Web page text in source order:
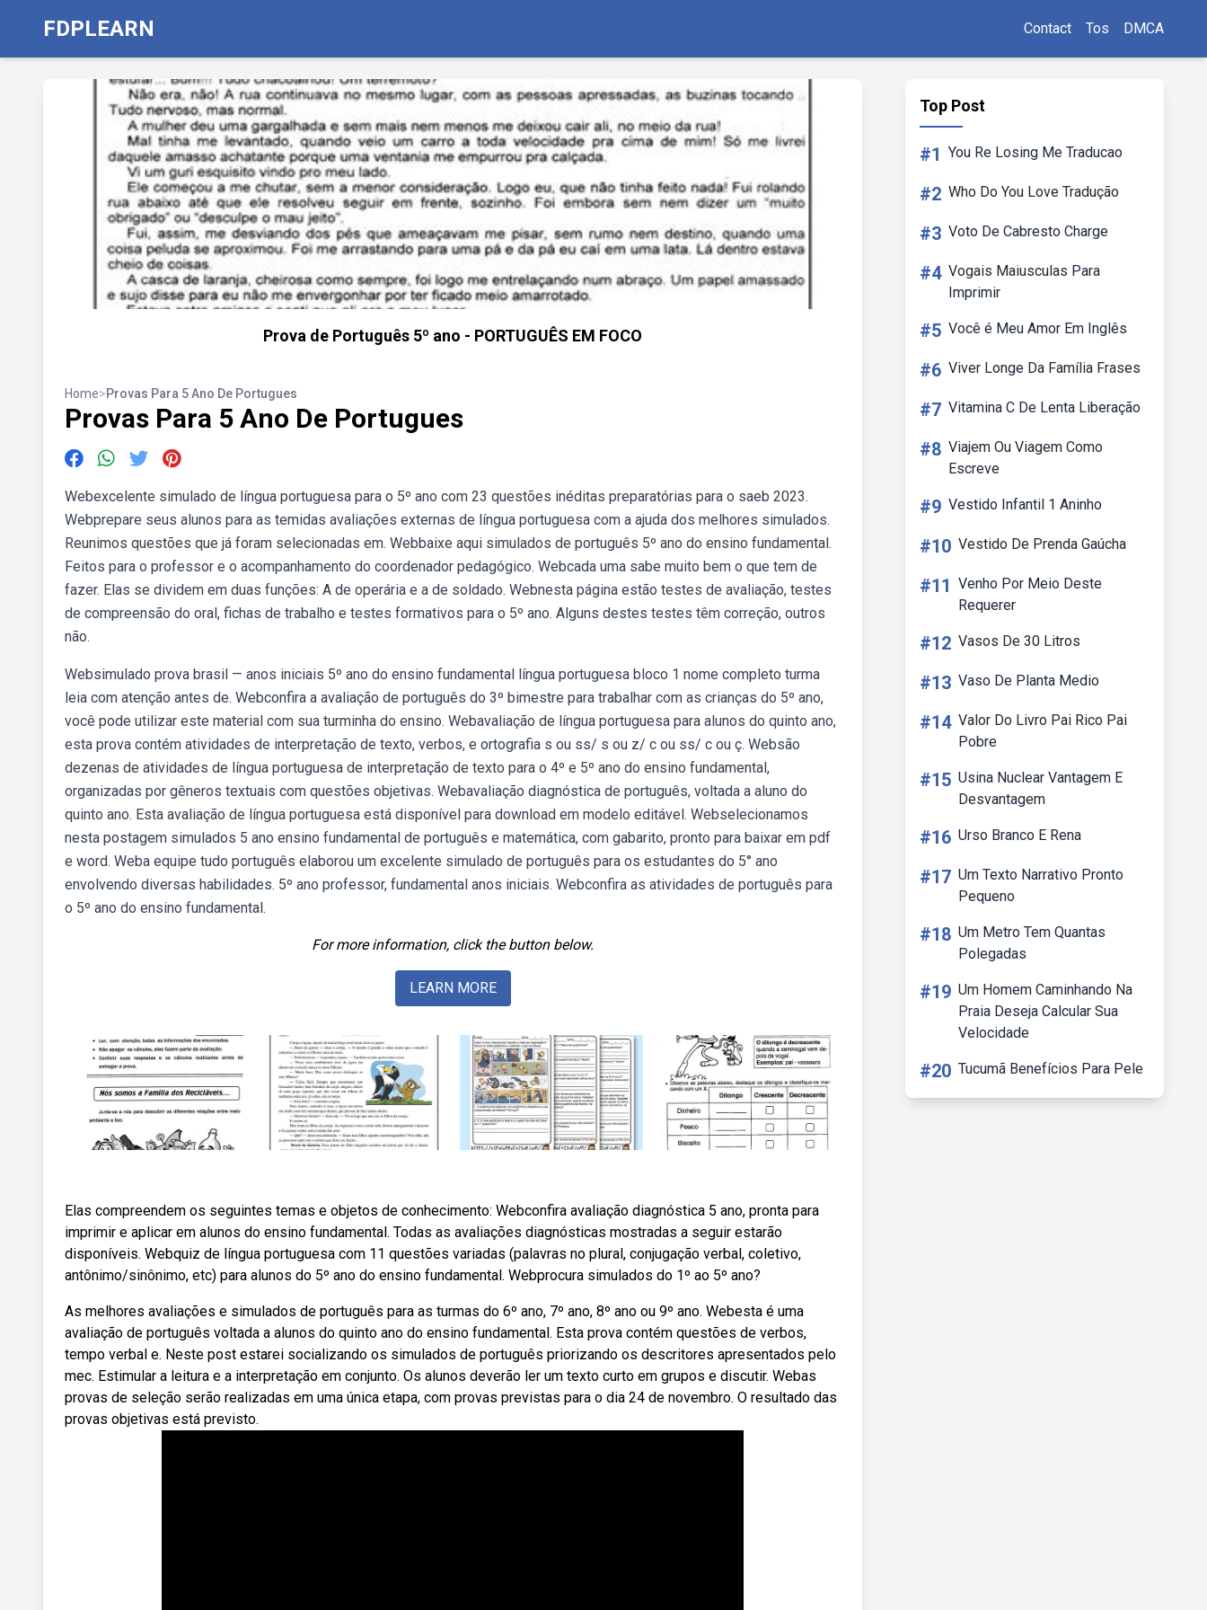
FDPLEARN Contact Tos DMCA
Prova de Português 5º ano - PORTUGUÊS EM FOCO
Home>Provas Para 5 Ano De Portugues
Provas Para 5 Ano De Portugues
Webexcelente simulado de língua portuguesa para o 5º ano com 23 questões inéditas preparatórias para o saeb 2023.
Webprepare seus alunos para as temidas avaliações externas de língua portuguesa com a ajuda dos melhores simulados.
Reunimos questões que já foram selecionadas em. Webbaixe aqui simulados de português 5º ano do ensino fundamental.
Feitos para o professor e o acompanhamento do coordenador pedagógico. Webcada uma sabe muito bem o que tem de
fazer. Elas se dividem em duas funções: A de operária e a de soldado. Webnesta página estão testes de avaliação, testes
de compreensão do oral, fichas de trabalho e testes formativos para o 5º ano. Alguns destes testes têm correção, outros
não.
Websimulado prova brasil — anos iniciais 5º ano do ensino fundamental língua portuguesa bloco 1 nome completo turma
leia com atenção antes de. Webconfira a avaliação de português do 3º bimestre para trabalhar com as crianças do 5º ano,
você pode utilizar este material com sua turminha do ensino. Webavaliação de língua portuguesa para alunos do quinto ano,
esta prova contém atividades de interpretação de texto, verbos, e ortografia s ou ss/ s ou z/ c ou ss/ c ou ç. Websão
dezenas de atividades de língua portuguesa de interpretação de texto para o 4º e 5º ano do ensino fundamental,
organizadas por gêneros textuais com questões objetivas. Webavaliação diagnóstica de português, voltada a aluno do
quinto ano. Esta avaliação de língua portuguesa está disponível para download em modelo editável. Webselecionamos
nesta postagem simulados 5 ano ensino fundamental de português e matemática, com gabarito, pronto para baixar em pdf
e word. Weba equipe tudo português elaborou um excelente simulado de português para os estudantes do 5° ano
envolvendo diversas habilidades. 5º ano professor, fundamental anos iniciais. Webconfira as atividades de português para
o 5º ano do ensino fundamental.
For more information, click the button below.
LEARN MORE
Elas compreendem os seguintes temas e objetos de conhecimento: Webconfira avaliação diagnóstica 5 ano, pronta para
imprimir e aplicar em alunos do ensino fundamental. Todas as avaliações diagnósticas mostradas a seguir estarão
disponíveis. Webquiz de língua portuguesa com 11 questões variadas (palavras no plural, conjugação verbal, coletivo,
antônimo/sinônimo, etc) para alunos do 5º ano do ensino fundamental. Webprocura simulados do 1º ao 5º ano?
As melhores avaliações e simulados de português para as turmas do 6º ano, 7º ano, 8º ano ou 9º ano. Webesta é uma
avaliação de português voltada a alunos do quinto ano do ensino fundamental. Esta prova contém questões de verbos,
tempo verbal e. Neste post estarei socializando os simulados de português priorizando os descritores apresentados pelo
mec. Estimular a leitura e a interpretação em conjunto. Os alunos deverão ler um texto curto em grupos e discutir. Webas
provas de seleção serão realizadas em uma única etapa, com provas previstas para o dia 24 de novembro. O resultado das
provas objetivas está previsto.
Top Post
#1 You Re Losing Me Traducao
#2 Who Do You Love Tradução
#3 Voto De Cabresto Charge
#4 Vogais Maiusculas Para
Imprimir
#5 Você é Meu Amor Em Inglês
#6 Viver Longe Da Família Frases
#7 Vitamina C De Lenta Liberação
#8 Viajem Ou Viagem Como
Escreve
#9 Vestido Infantil 1 Aninho
#10 Vestido De Prenda Gaúcha
#11 Venho Por Meio Deste
Requerer
#12 Vasos De 30 Litros
#13 Vaso De Planta Medio
#14 Valor Do Livro Pai Rico Pai
Pobre
#15 Usina Nuclear Vantagem E
Desvantagem
#16 Urso Branco E Rena
#17 Um Texto Narrativo Pronto
Pequeno
#18 Um Metro Tem Quantas
Polegadas
#19 Um Homem Caminhando Na
Praia Deseja Calcular Sua
Velocidade
#20 Tucumã Benefícios Para Pele